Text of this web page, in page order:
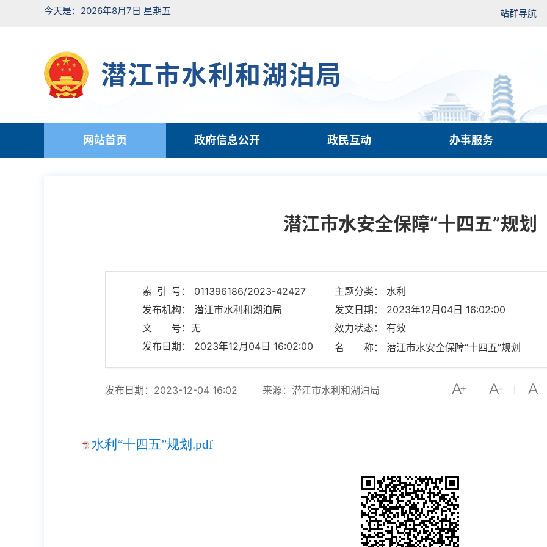
今天是：2026年8月7日 星期五 站群导航
潜江市水利和湖泊局
网站首页 政府信息公开 政民互动 办事服务
潜江市水安全保障“十四五”规划
索 引 号： 011396186/2023-42427
主题分类： 水利
发布机构： 潜江市水利和湖泊局
发文日期： 2023年12月04日 16:02:00
文 号：无
效力状态： 有效
发布日期： 2023年12月04日 16:02:00
名 称： 潜江市水安全保障“十四五”规划
发布日期：2023-12-04 16:02 来源：潜江市水利和湖泊局
水利“十四五”规划.pdf